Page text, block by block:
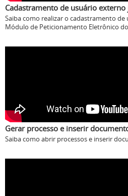
Cadastramento de usuário externo
Saiba como realizar o cadastramento
Módulo de Peticionamento Eletrônico do
Gerar processo e inserir
Saiba como abrir processos e inserir